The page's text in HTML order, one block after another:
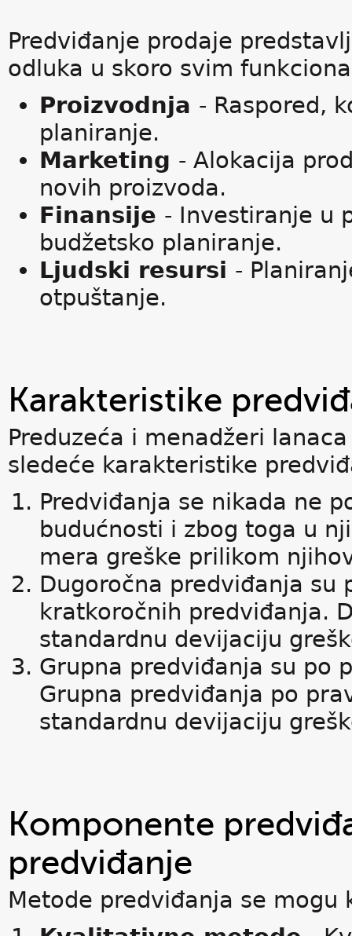
Predviđanje prodaje
odluka u skoro svim
Proizvodnja - Raspored,
planiranje.
Marketing - Alokacija
novih proizvoda.
Finansije - Investiranje u
budžetsko planiranje.
Ljudski resursi -
otpuštanje.
Karakteristike
Preduzeća i menadžeri
sledeće karakteristike
Predviđanja se nikada ne
budućnosti i zbog toga u
mera greške prilikom
Dugoročna predviđanja su
kratkoročnih predviđanja.
standardnu devijaciju
Grupna predviđanja su po
Grupna predviđanja po
standardnu devijaciju
Komponente
predviđanje
Metode predviđanja se